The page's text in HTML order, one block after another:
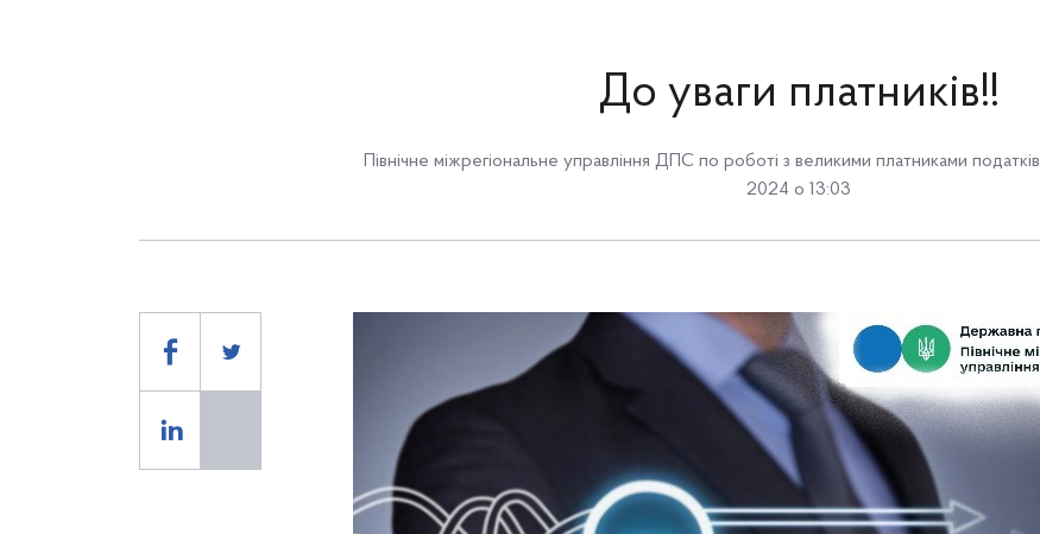
До уваги платників!!
Північне міжрегіональне управління ДПС по роботі з великими платниками податків
2024 о 13:03